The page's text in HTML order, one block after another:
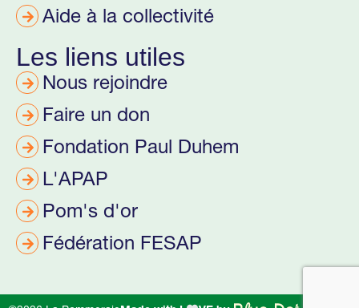
Aide à la collectivité
Les liens utiles
Nous rejoindre
Faire un don
Fondation Paul Duhem
L'APAP
Pom's d'or
Fédération FESAP